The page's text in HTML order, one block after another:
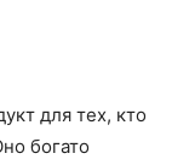
для тех, кто
богато